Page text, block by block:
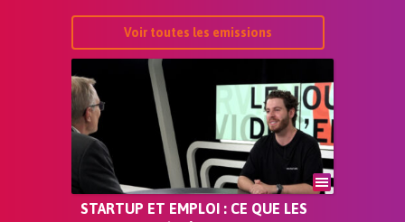
Voir toutes les emissions
STARTUP ET EMPLOI : CE QUE LES